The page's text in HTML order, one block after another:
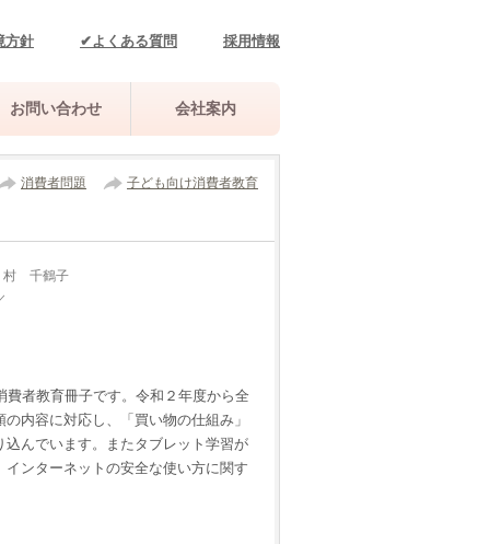
方針 ✔よくある質問 採用情報
お問い合わせ 会社案内
消費者問題 子ども向け消費者教育
村 千鶴子
費者教育冊子です。令和２年度から全
内容に対応し、「買い物の仕組み」
んでいます。またタブレット学習が
ンターネットの安全な使い方に関す